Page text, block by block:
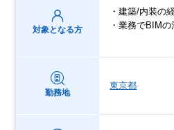
対象となる方
・建築/内装の
・業務でBIM
勤務地
東京都